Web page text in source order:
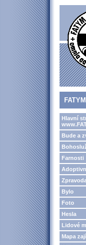
Hlavní
Bude a
Farnosti
Bylo
Foto
Hesla
Lidové
Mapa